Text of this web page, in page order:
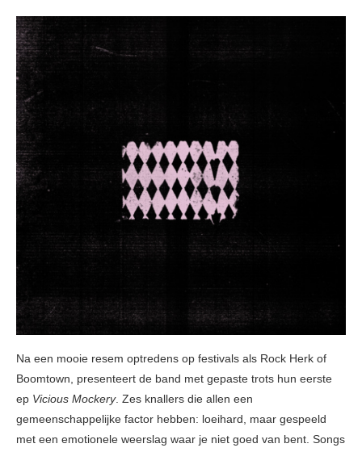
Na een mooie resem optredens op festivals als Rock Herk of
Boomtown, presenteert de band met gepaste trots hun eerste
ep Vicious Mockery. Zes knallers die allen een
gemeenschappelijke factor hebben: loeihard, maar gespeeld
met een emotionele weerslag waar je niet goed van bent. Songs